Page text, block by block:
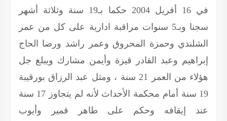
في 16 أفريل 2004 حكما بـ19 سنة وثلاثة أشهر
سجنا وبـ5 سنوات مراقبة ادارية على كل من عمر
الشلندي وحمزة المحروق وعمر راشد ورضا الحاج
إبراهيم وعبد القادر قيزة وأيمن مشارك ويبلغ جل
هؤلاء من العمر 21 سنة ، ومثل عبد الرزاق بورقيبة
19 سنة أمام محكمة الأحداث لأنه لم يتجاوز 17 سنة
عند إيقافه وحكم على طاهر قمير وأيوب